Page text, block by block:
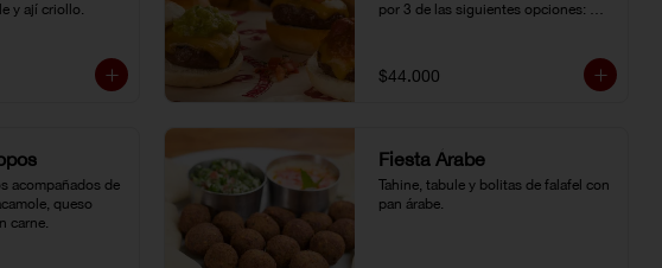
y ají criollo.
por 3 de las siguientes opciones:
criollo, pico de gallo o salsa de
pimienta negra.
$44.000
acompañados de
queso
carne.
Fiesta Árabe
Tahine, tabule y bolitas de falafel con
pan árabe.